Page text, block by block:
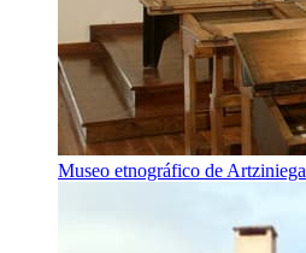
Museo etnográfico de Artziniega